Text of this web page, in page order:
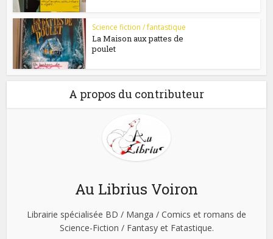
Science fiction / fantastique
La Maison aux pattes de
poulet
A propos du contributeur
Au Librius Voiron
Librairie spécialisée BD / Manga / Comics et romans de
Science-Fiction / Fantasy et Fatastique.